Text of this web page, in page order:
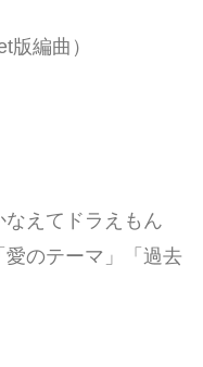
編曲）
なえてドラえもん
のテーマ」「過去